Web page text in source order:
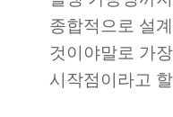
종합적으로 설
것이야말로 가
시작점이라고